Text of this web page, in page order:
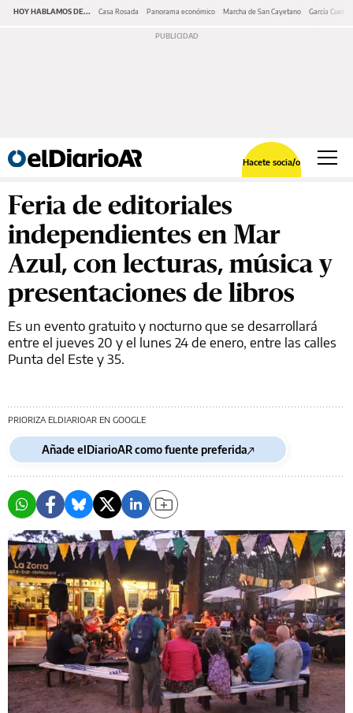
HOY HABLAMOS DE... Casa Rosada Panorama económico Marcha de San Cayetano García Cuerva
Hacete socia/o
Feria de editoriales
independientes en Mar
Azul, con lecturas, música y
presentaciones de libros
Es un evento gratuito y nocturno que se desarrollará
entre el jueves 20 y el lunes 24 de enero, entre las calles
Punta del Este y 35.
PRIORIZA ELDIARIOAR EN GOOGLE
Añade elDiarioAR como fuente preferida